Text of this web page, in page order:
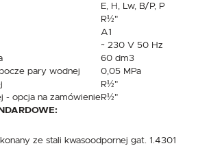
E, H, Lw, B/P, P
R½"
A1
~ 230 V 50 Hz
60 dm3
pary wodnej
0,05 MPa
R½"
- opcja na zamówienieR½"
ze stali kwasoodpornej gat. 1.4301